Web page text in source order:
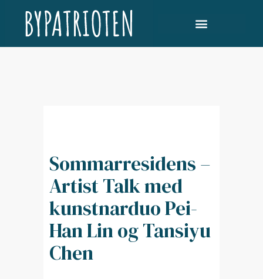
Sommarresidens –
Artist Talk med
kunstnarduo Pei-
Han Lin og Tansiyu
Chen